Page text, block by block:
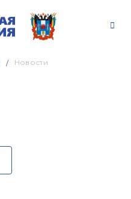
Новости